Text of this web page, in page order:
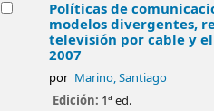
Políticas de
modelos divergentes,
televisión por cable y
2007
por Marino, Santiago
Edición: 1ª ed.